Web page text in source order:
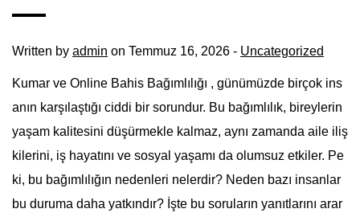
Written by admin on Temmuz 16, 2026 - Uncategorized
Kumar ve Online Bahis Bağımlılığı , günümüzde birçok ins
anın karşılaştığı ciddi bir sorundur. Bu bağımlılık, bireylerin
yaşam kalitesini düşürmekle kalmaz, aynı zamanda aile iliş
kilerini, iş hayatını ve sosyal yaşamı da olumsuz etkiler. Pe
ki, bu bağımlılığın nedenleri nelerdir? Neden bazı insanlar
bu duruma daha yatkındır? İşte bu soruların yanıtlarını arar